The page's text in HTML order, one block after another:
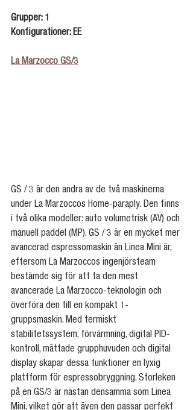
Grupper: 1
Konfigurationer: EE
La Marzocco GS/3
GS / 3 är den andra av de två maskinerna
under La Marzoccos Home-paraply. Den finns
i två olika modeller: auto volumetrisk (AV) och
manuell paddel (MP). GS / 3 är en mycket mer
avancerad espressomaskin än Linea Mini är,
eftersom La Marzoccos ingenjörsteam
bestämde sig för att ta den mest
avancerade La Marzocco-teknologin och
överföra den till en kompakt 1-
gruppsmaskin. Med termiskt
stabilitetssystem, förvärmning, digital PID-
kontroll, mättade grupphuvuden och digital
display skapar dessa funktioner en lyxig
plattform för espressobryggning. Storleken
på en GS/3 är nästan densamma som Linea
Mini, vilket gör att även den passar perfekt